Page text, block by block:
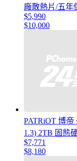
廠散熱片/五年
$5,990
$10,000
PATRiOT 博帝
1.3) 2TB 固態
$7,771
$8,180